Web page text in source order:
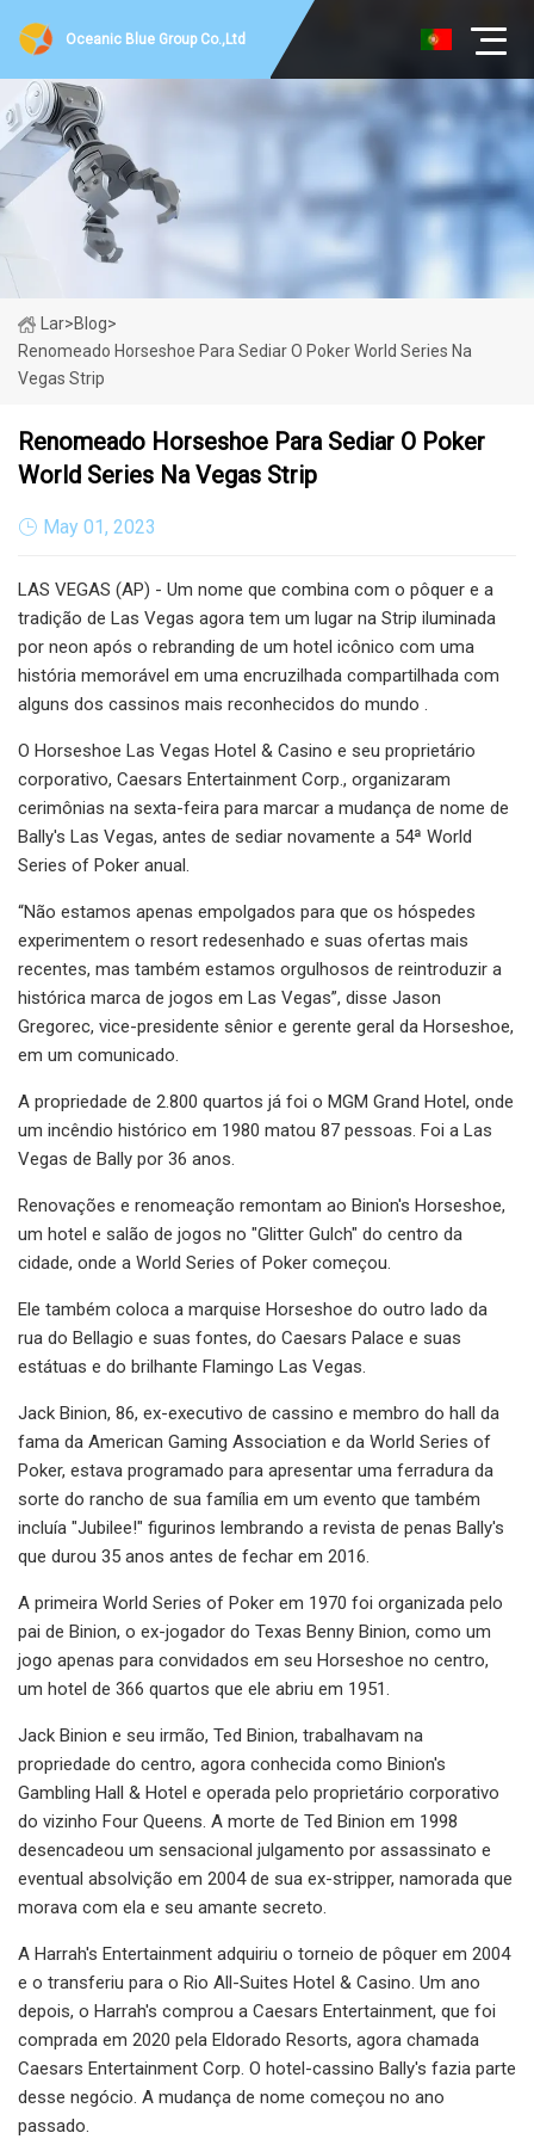
Oceanic Blue Group Co.,Ltd
Lar>Blog>
Renomeado Horseshoe Para Sediar O Poker World Series Na
Vegas Strip
Renomeado Horseshoe Para Sediar O Poker
World Series Na Vegas Strip
May 01, 2023
LAS VEGAS (AP) - Um nome que combina com o pôquer e a
tradição de Las Vegas agora tem um lugar na Strip iluminada
por neon após o rebranding de um hotel icônico com uma
história memorável em uma encruzilhada compartilhada com
alguns dos cassinos mais reconhecidos do mundo .
O Horseshoe Las Vegas Hotel & Casino e seu proprietário
corporativo, Caesars Entertainment Corp., organizaram
cerimônias na sexta-feira para marcar a mudança de nome de
Bally's Las Vegas, antes de sediar novamente a 54ª World
Series of Poker anual.
“Não estamos apenas empolgados para que os hóspedes
experimentem o resort redesenhado e suas ofertas mais
recentes, mas também estamos orgulhosos de reintroduzir a
histórica marca de jogos em Las Vegas”, disse Jason
Gregorec, vice-presidente sênior e gerente geral da Horseshoe,
em um comunicado.
A propriedade de 2.800 quartos já foi o MGM Grand Hotel, onde
um incêndio histórico em 1980 matou 87 pessoas. Foi a Las
Vegas de Bally por 36 anos.
Renovações e renomeação remontam ao Binion's Horseshoe,
um hotel e salão de jogos no "Glitter Gulch" do centro da
cidade, onde a World Series of Poker começou.
Ele também coloca a marquise Horseshoe do outro lado da
rua do Bellagio e suas fontes, do Caesars Palace e suas
estátuas e do brilhante Flamingo Las Vegas.
Jack Binion, 86, ex-executivo de cassino e membro do hall da
fama da American Gaming Association e da World Series of
Poker, estava programado para apresentar uma ferradura da
sorte do rancho de sua família em um evento que também
incluía "Jubilee!" figurinos lembrando a revista de penas Bally's
que durou 35 anos antes de fechar em 2016.
A primeira World Series of Poker em 1970 foi organizada pelo
pai de Binion, o ex-jogador do Texas Benny Binion, como um
jogo apenas para convidados em seu Horseshoe no centro,
um hotel de 366 quartos que ele abriu em 1951.
Jack Binion e seu irmão, Ted Binion, trabalhavam na
propriedade do centro, agora conhecida como Binion's
Gambling Hall & Hotel e operada pelo proprietário corporativo
do vizinho Four Queens. A morte de Ted Binion em 1998
desencadeou um sensacional julgamento por assassinato e
eventual absolvição em 2004 de sua ex-stripper, namorada que
morava com ela e seu amante secreto.
A Harrah's Entertainment adquiriu o torneio de pôquer em 2004
e o transferiu para o Rio All-Suites Hotel & Casino. Um ano
depois, o Harrah's comprou a Caesars Entertainment, que foi
comprada em 2020 pela Eldorado Resorts, agora chamada
Caesars Entertainment Corp. O hotel-cassino Bally's fazia parte
desse negócio. A mudança de nome começou no ano
passado.